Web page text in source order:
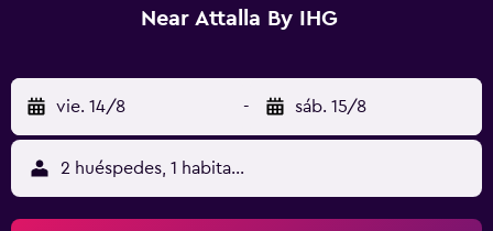
Near Attalla By IHG
vie. 14/8 - sáb. 15/8
2 huéspedes, 1 habitación